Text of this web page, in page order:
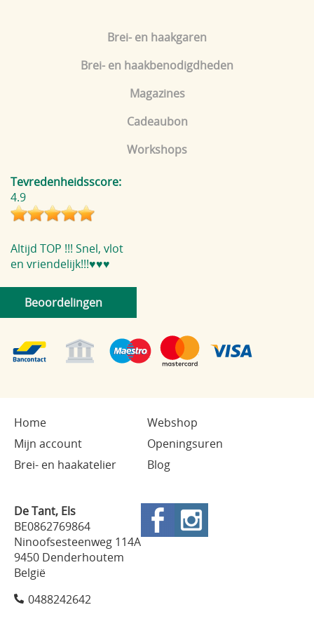
Brei- en haakgaren
Brei- en haakbenodigdheden
Magazines
Cadeaubon
Workshops
Tevredenheidsscore:
4.9
Altijd TOP !!! Snel, vlot
en vriendelijk!!!♥️♥️♥️
Beoordelingen
Home
Webshop
Mijn account
Openingsuren
Brei- en haakatelier
Blog
De Tant, Els
BE0862769864
Ninoofsesteenweg 114A
9450 Denderhoutem
België
0488242642